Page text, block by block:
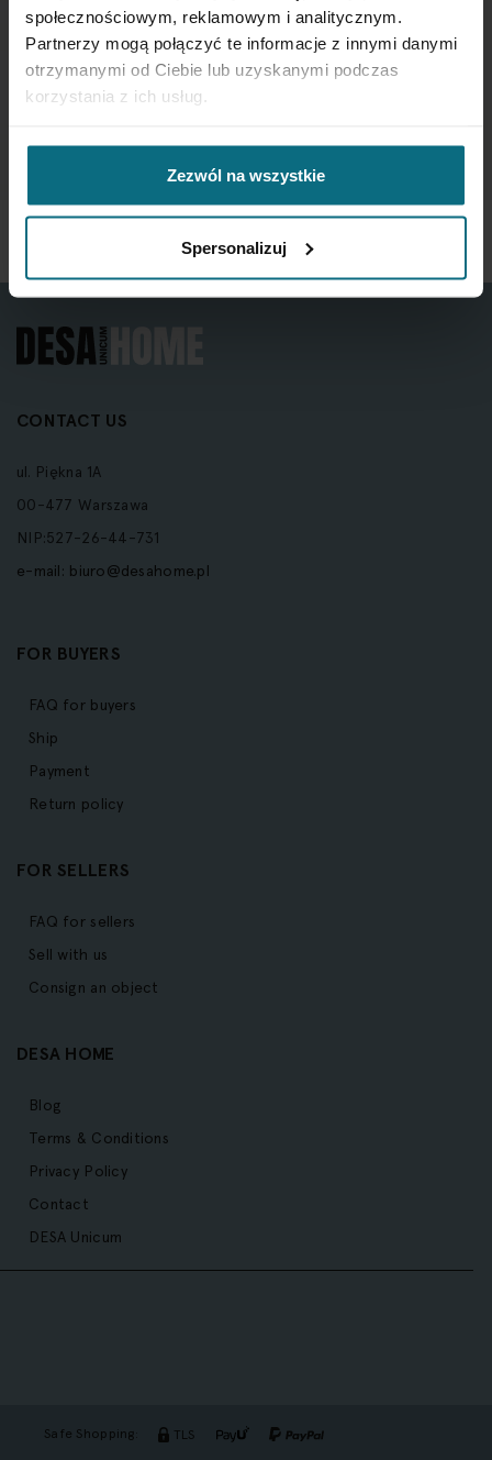
społecznościowym, reklamowym i analitycznym.
Partnerzy mogą połączyć te informacje z innymi danymi
otrzymanymi od Ciebie lub uzyskanymi podczas
korzystania z ich usług.
Zezwól na wszystkie
Spersonalizuj
Sign
Up
for
CONTACT US
ul. Piękna 1A
00-477 Warszawa
NIP:527-26-44-731
e-mail: biuro@desahome.pl
FOR BUYERS
FAQ for buyers
Ship
Payment
Return policy
FOR SELLERS
FAQ for sellers
Sell with us
Consign an object
DESA HOME
Blog
Terms & Conditions
Privacy Policy
Contact
DESA Unicum
Safe Shopping: TLS